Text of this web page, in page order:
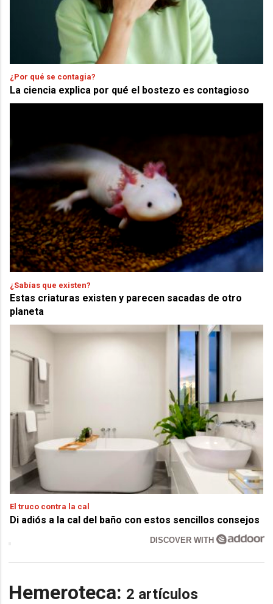
¿Por qué se contagia?
La ciencia explica por qué el bostezo es contagioso
¿Sabías que existen?
Estas criaturas existen y parecen sacadas de otro
planeta
El truco contra la cal
Di adiós a la cal del baño con estos sencillos consejos
DISCOVER WITH
Hemeroteca: 2 artículos